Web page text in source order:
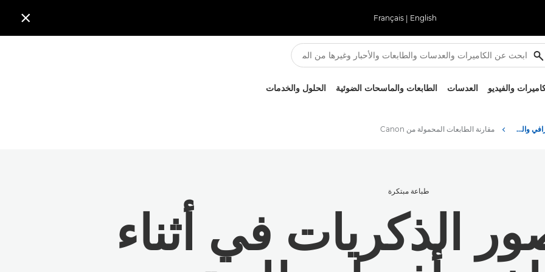
English
|
Français

والفيديو العدسات الطابعات والماسحات الضوئية الحلول والخدمات
نصائح حول التصوير الفوتوغرافي والطباعة وتقنياتها مقارنة الطابعات المحمولة من Canon
طباعة مبتكرة
الذكريات في أثناء